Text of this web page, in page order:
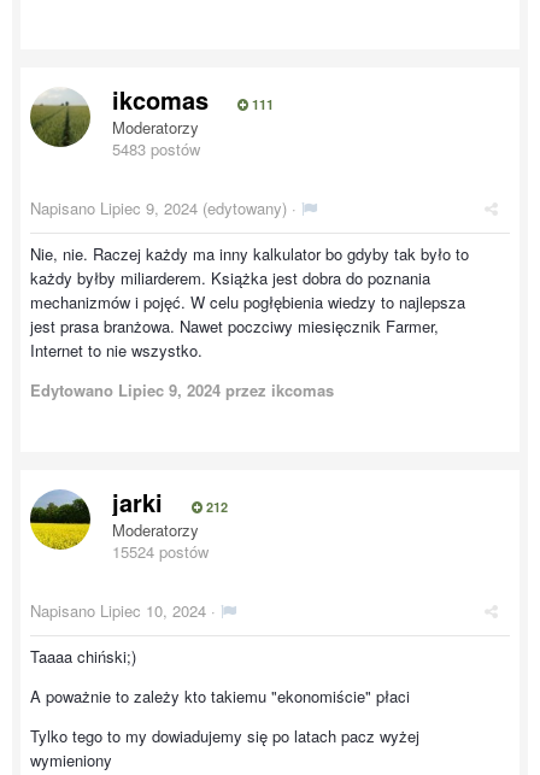
ikcomas 111
Moderatorzy
5483 postów
Napisano Lipiec 9, 2024 (edytowany) ·
Nie, nie. Raczej każdy ma inny kalkulator bo gdyby tak było to
każdy byłby miliarderem. Książka jest dobra do poznania
mechanizmów i pojęć. W celu pogłębienia wiedzy to najlepsza
jest prasa branżowa. Nawet poczciwy miesięcznik Farmer,
Internet to nie wszystko.
Edytowano Lipiec 9, 2024 przez ikcomas
jarki 212
Moderatorzy
15524 postów
Napisano Lipiec 10, 2024 ·
Taaaa chiński;)
A poważnie to zależy kto takiemu "ekonomiście" płaci
Tylko tego to my dowiadujemy się po latach pacz wyżej
wymieniony